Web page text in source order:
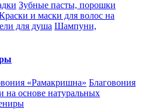
Зубные пасты, порошки
и маски для волос на
для душа Шампуни,
«Рамакришна» Благовония
на основе натуральных